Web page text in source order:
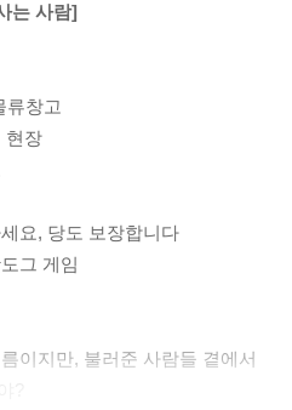
는 사람]
류창고
현장
요, 당도 보장합니다
그 게임
이지만, 불러준 사람들 곁에서